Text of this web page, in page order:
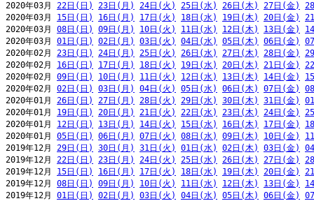
2020年03月 22日(日) 23日(月) 24日(火) 25日(水) 26日(木) 27日(金)
2020年03月 15日(日) 16日(月) 17日(火) 18日(水) 19日(木) 20日(金)
2020年03月 08日(日) 09日(月) 10日(火) 11日(水) 12日(木) 13日(金)
2020年03月 01日(日) 02日(月) 03日(火) 04日(水) 05日(木) 06日(金)
2020年02月 23日(日) 24日(月) 25日(火) 26日(水) 27日(木) 28日(金)
2020年02月 16日(日) 17日(月) 18日(火) 19日(水) 20日(木) 21日(金)
2020年02月 09日(日) 10日(月) 11日(火) 12日(水) 13日(木) 14日(金)
2020年02月 02日(日) 03日(月) 04日(火) 05日(水) 06日(木) 07日(金)
2020年01月 26日(日) 27日(月) 28日(火) 29日(水) 30日(木) 31日(金)
2020年01月 19日(日) 20日(月) 21日(火) 22日(水) 23日(木) 24日(金)
2020年01月 12日(日) 13日(月) 14日(火) 15日(水) 16日(木) 17日(金)
2020年01月 05日(日) 06日(月) 07日(火) 08日(水) 09日(木) 10日(金)
2019年12月 29日(日) 30日(月) 31日(火) 01日(水) 02日(木) 03日(金)
2019年12月 22日(日) 23日(月) 24日(火) 25日(水) 26日(木) 27日(金)
2019年12月 15日(日) 16日(月) 17日(火) 18日(水) 19日(木) 20日(金)
2019年12月 08日(日) 09日(月) 10日(火) 11日(水) 12日(木) 13日(金)
2019年12月 01日(日) 02日(月) 03日(火) 04日(水) 05日(木) 06日(金)